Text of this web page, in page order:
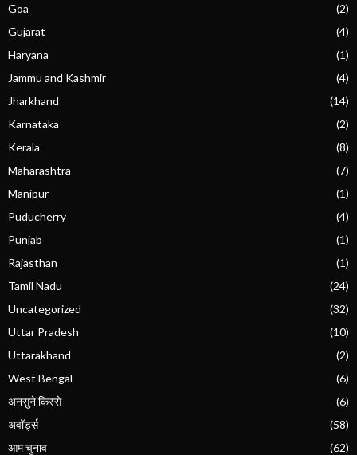
Goa
(2)
Gujarat
(4)
Haryana
(1)
Jammu and Kashmir
(4)
Jharkhand
(14)
Karnataka
(2)
Kerala
(8)
Maharashtra
(7)
Manipur
(1)
Puducherry
(4)
Punjab
(1)
Rajasthan
(1)
Tamil Nadu
(24)
Uncategorized
(32)
Uttar Pradesh
(10)
Uttarakhand
(2)
West Bengal
(6)
अनसुने किस्से
(6)
अवॉर्ड्स
(58)
आम चुनाव
(62)